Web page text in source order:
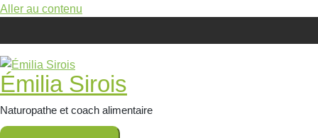
Aller au contenu
Émilia Sirois
Naturopathe et coach alimentaire